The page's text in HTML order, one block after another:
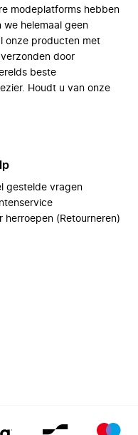
modeplatforms hebben
we helemaal geen
onze producten met
door
beste
Houdt u van onze
gestelde vragen
herroepen (Retourneren)